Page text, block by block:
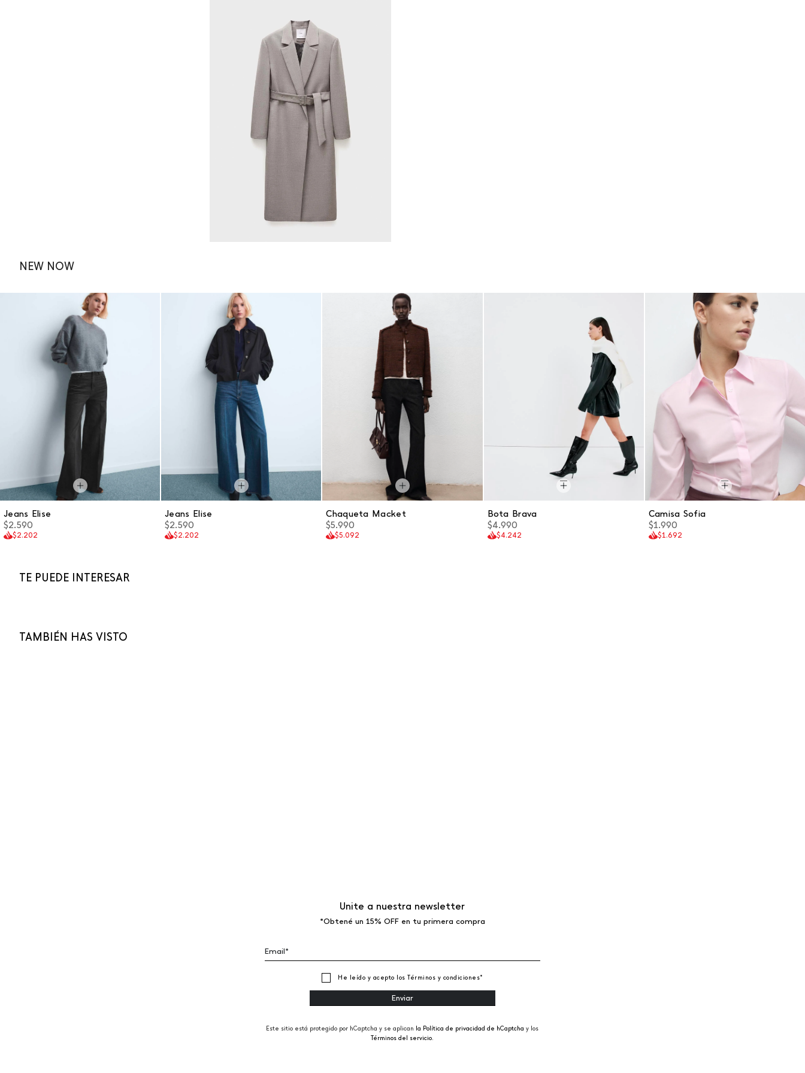
NEW NOW
Jeans Elise
$2.590
$2.202
Jeans Elise
$2.590
$2.202
Chaqueta Macket
$5.990
$5.092
Bota Brava
$4.990
$4.242
Camisa Sofia
$1.990
$1.692
TE PUEDE INTERESAR
TAMBIÉN HAS VISTO
Unite a nuestra newsletter
*Obtené un 15% OFF en tu primera compra
He leído y acepto los Términos y condiciones*
Este sitio está protegido por hCaptcha y se aplican la Política de privacidad de hCaptchay los
Términos del servicio.